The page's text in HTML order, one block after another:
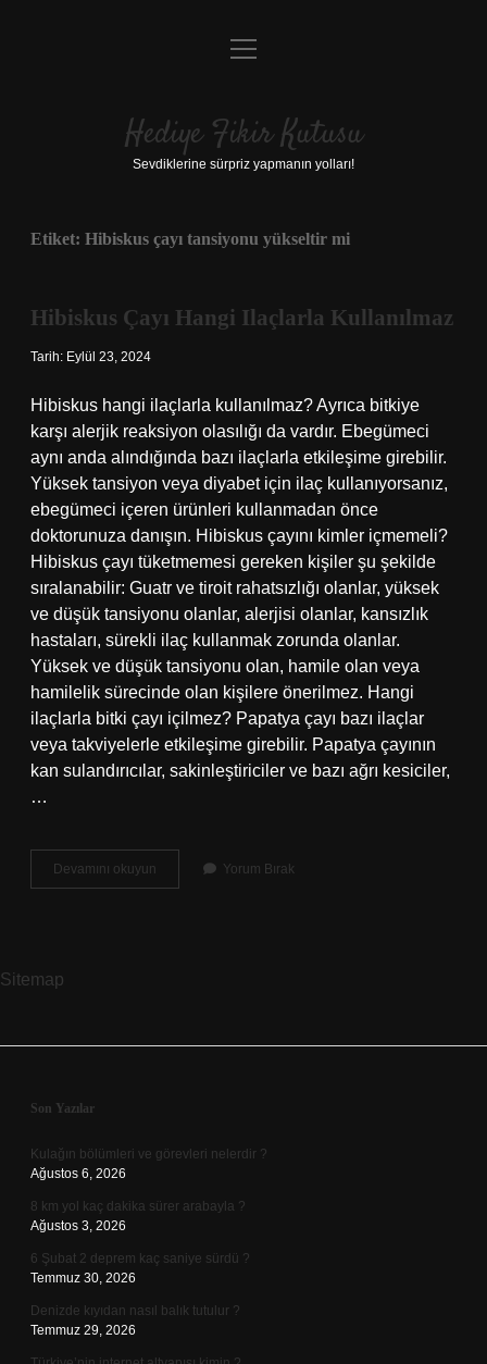
Anasayfa
Yasal Uyarı
menüyü
Hediye Fikir Kutusu
Sevdiklerine sürpriz yapmanın yolları!
Etiket: Hibiskus çayı tansiyonu yükseltir mi
Hibiskus Çayı Hangi Ilaçlarla Kullanılmaz
Tarih: Eylül 23, 2024
Hibiskus hangi ilaçlarla kullanılmaz? Ayrıca bitkiye
karşı alerjik reaksiyon olasılığı da vardır. Ebegümeci
aynı anda alındığında bazı ilaçlarla etkileşime girebilir.
Yüksek tansiyon veya diyabet için ilaç kullanıyorsanız,
ebegümeci içeren ürünleri kullanmadan önce
doktorunuza danışın. Hibiskus çayını kimler içmemeli?
Hibiskus çayı tüketmemesi gereken kişiler şu şekilde
sıralanabilir: Guatr ve tiroit rahatsızlığı olanlar, yüksek
ve düşük tansiyonu olanlar, alerjisi olanlar, kansızlık
hastaları, sürekli ilaç kullanmak zorunda olanlar.
Yüksek ve düşük tansiyonu olan, hamile olan veya
hamilelik sürecinde olan kişilere önerilmez. Hangi
ilaçlarla bitki çayı içilmez? Papatya çayı bazı ilaçlar
veya takviyelerle etkileşime girebilir. Papatya çayının
kan sulandırıcılar, sakinleştiriciler ve bazı ağrı kesiciler,
…
Devamını okuyun Hibiskus
Çayı
Yorum Bırak
Sitemap
Sidebar
Son Yazılar
Kulağın bölümleri ve görevleri nelerdir ?
Ağustos 6, 2026
8 km yol kaç dakika sürer arabayla ?
Ağustos 3, 2026
6 Şubat 2 deprem kaç saniye sürdü ?
Temmuz 30, 2026
Denizde kıyıdan nasıl balık tutulur ?
Temmuz 29, 2026